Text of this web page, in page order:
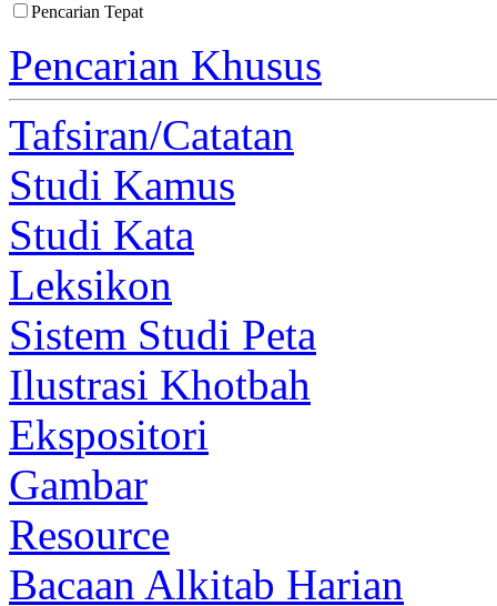
Pencarian Tepat
Pencarian Khusus
Tafsiran/Catatan
Studi Kamus
Studi Kata
Leksikon
Sistem Studi Peta
Ilustrasi Khotbah
Ekspositori
Gambar
Resource
Bacaan Alkitab Harian